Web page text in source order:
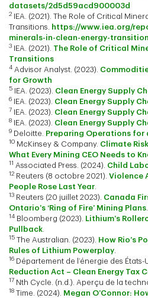
datasets/2d5d59acd900003d
2
IEA. (2021). The Role of Critical
Transitions.
https://www.iea.org/
minerals-in-clean-energy-
3 IEA. (2021). The Role of Critical
Transitions
4 Advisor Analyst. (2023).
for Growth
5 IEA. (2023). Clean Energy Supply
6 IEA. (2023). Clean Energy Supply
7 IEA. (2023). Clean Energy Supply
8 IEA. (2023). Clean Energy Supply
9 Deloitte. Preparing Operations for
10 McKinsey & Company. Climate
What Every Mining CEO Needs to
11 Associated Press. (2024). Child
12 Reuters (8 octobre 2021). Violence
People Rose Last Year
13 Reuters (20 juillet 2023). Canada
Ontario’s ‘Ring of Fire’ Mining Plans
14 Bloomberg (2023).
Lithium’s
Pullback
15 The Australian. (2023).
How Rio’s
Rules of Lithium Powerplay
16 Département de l’énergie des États-
Reduction Act – Clean Energy Tax
17 Nth Cycle. (n.d.). Aperçu de la
18 Time. (2024).
Megan O’Connor: